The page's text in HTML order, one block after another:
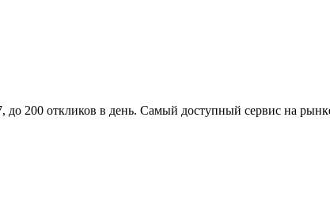
до 200 откликов в день. Самый доступный сервис на